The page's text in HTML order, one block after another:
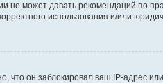
не может давать рекомендаций по
использования и/или
что он заблокировал ваш IP-адрес